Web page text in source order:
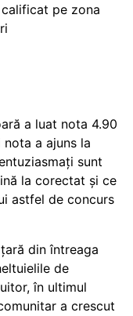
pe zona
a luat nota 4.90
a ajuns la
sunt
la corectat și ce
astfel de concurs
din întreaga
de
în ultimul
a crescut